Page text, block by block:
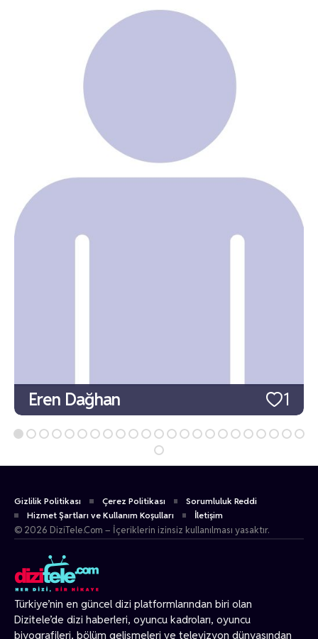
1
Eren Dağhan
Türkiye’nin en güncel dizi platformlarından biri olan
Dizitele’de dizi haberleri, oyuncu kadroları, oyuncu
biyografileri, bölüm gelişmeleri ve televizyon dünyasından
Gizlilik Politikası Çerez Politikası
Sorumluluk Reddi
Hizmet Şartları ve Kullanım Koşulları
İletişim
© 2026 DiziTele.Com – İçeriklerin izinsiz kullanılması yasaktır.